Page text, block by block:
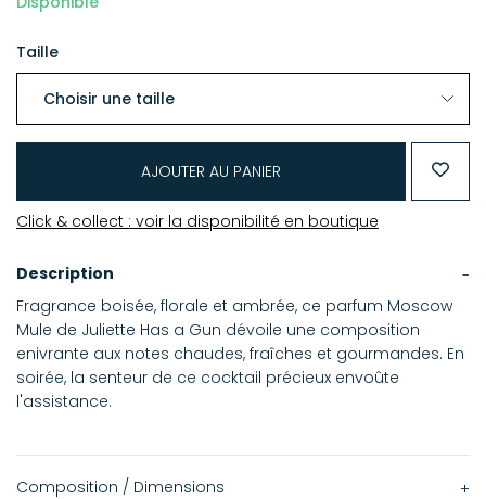
Taille
AJOUTER AU PANIER
Click & collect : voir la disponibilité en boutique
Description
Fragrance boisée, florale et ambrée, ce parfum Moscow
Mule de Juliette Has a Gun dévoile une composition
enivrante aux notes chaudes, fraîches et gourmandes. En
soirée, la senteur de ce cocktail précieux envoûte
l'assistance.
Composition / Dimensions